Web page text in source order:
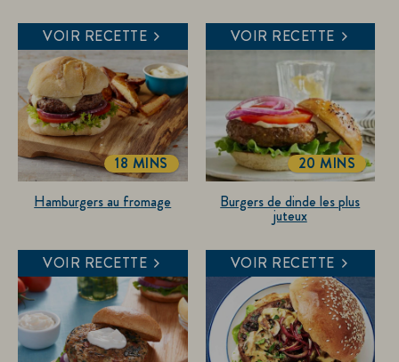
VOIR RECETTE VOIR RECETTE
Hamburgers au fromage
TOTALTIME
18 MINS
VOIR RECETTE
Burgers de dinde les plus
juteux
TOTALTIME
20 MINS
VOIR RECETTE